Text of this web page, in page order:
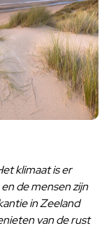
klimaat is er
de mensen zijn
in Zeeland
van de rust